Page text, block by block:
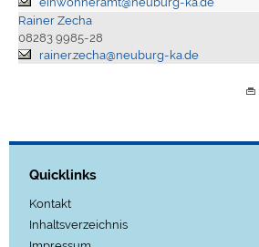
Rainer Zecha
08283 9985-28
rainer.zecha@neuburg-ka.de
Quicklinks
Kontakt
Inhaltsverzeichnis